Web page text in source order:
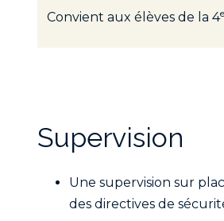
Convient aux élèves de la 4e
Supervision
Une supervision sur
des directives de